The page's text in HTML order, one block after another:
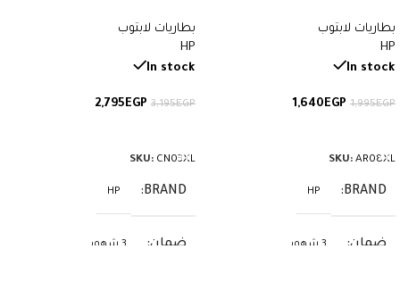
ساعة
بطاريات لابتوب
HP
In stock
1,995EGP
1,640EGP
SKU: AR08XL
BRAND
HP
ضمان 3 شهور
سعة 57.9 واط/ساعة
بطاريات لابتوب
HP
In stock
3,195EGP
2,795EGP
SKU: CN03XL
BRAND
HP
ضمان 3 شهور